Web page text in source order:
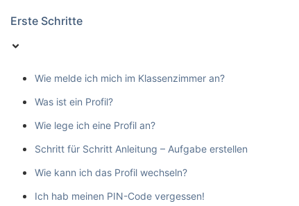
Erste Schritte
Wie melde ich mich im Klassenzimmer an?
Was ist ein Profil?
Wie lege ich eine Profil an?
Schritt für Schritt Anleitung – Aufgabe erstellen
Wie kann ich das Profil wechseln?
Ich hab meinen PIN-Code vergessen!